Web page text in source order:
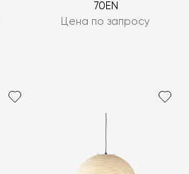
70EN
Цена по запросу